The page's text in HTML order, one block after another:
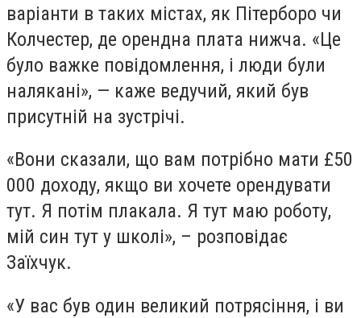
варіанти в таких містах, як Пітерборо чи
Колчестер, де орендна плата нижча. «Це
було важке повідомлення, і люди були
налякані», — каже ведучий, який був
присутній на зустрічі.
«Вони сказали, що вам потрібно мати £50
000 доходу, якщо ви хочете орендувати
тут. Я потім плакала. Я тут маю роботу,
мій син тут у школі», – розповідає
Заїхчук.
«У вас був один великий потрясіння, і ви